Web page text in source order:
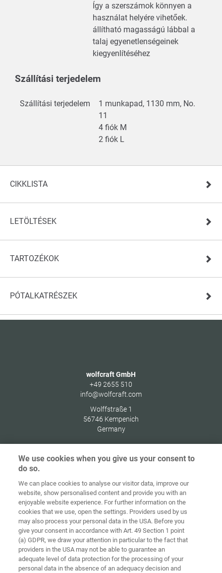
Így a szerszámok könnyen a
használat helyére vihetőek.
állítható magasságú lábbal a
talaj egyenetlenségeinek
kiegyenlítéséhez
Szállítási terjedelem
Szállítási terjedelem
1 munkapad, 1130 mm, No.
11
4 fiók M
2 fiók L
CIKKLISTA
LETÖLTÉSEK
TARTOZÉKOK
PÓTALKATRÉSZEK
wolfcraft GmbH
+49 2655 510
info@wolfcraft.com
Wolffstraße 1
56746 Kempenich
Germany
Indítóképernyő Kapcsolat Impresszum Adatvédelem
Általános
Üzleti
Feltételek Süti-irányelvek Bejelentkezés
Accessibility
Statement
Sütibeállítások
We use cookies when you give us your consent to
do so.
We can place cookies to analyse our visitor data, improve our
website, show personalised content and provide you with an
enjoyable website experience. For further information on the
cookies that we use, open the settings. Providers used by us
may also process your personal data in the USA. Before you
give your consent in accordance with Art. 49 Section 1 point
(a) GDPR, we draw your attention in particular to the fact that
providers in the USA may not be able to guarantee an
adequate level of data protection for the processing of your
personal data in the absence of an adequacy decision and